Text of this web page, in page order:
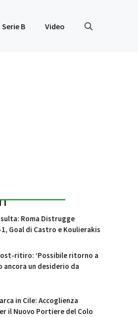
Serie B Video
Roma Distrugge
Goal di Castro e Koulierakis
ritiro: ‘Possibile ritorno a
ancora un desiderio da
in Cile: Accoglienza
il Nuovo Portiere del Colo